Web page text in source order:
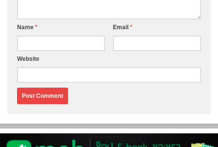
Name * Email *
Website